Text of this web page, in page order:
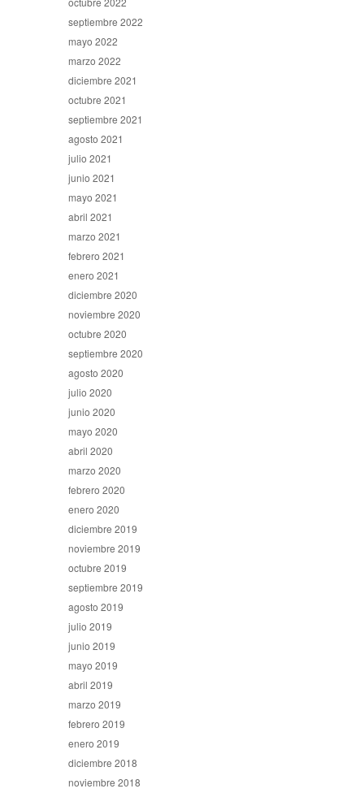
septiembre 2022
mayo 2022
marzo 2022
diciembre 2021
octubre 2021
septiembre 2021
agosto 2021
julio 2021
junio 2021
mayo 2021
abril 2021
marzo 2021
febrero 2021
enero 2021
diciembre 2020
noviembre 2020
octubre 2020
septiembre 2020
agosto 2020
julio 2020
junio 2020
mayo 2020
abril 2020
marzo 2020
febrero 2020
enero 2020
diciembre 2019
noviembre 2019
octubre 2019
septiembre 2019
agosto 2019
julio 2019
junio 2019
mayo 2019
abril 2019
marzo 2019
febrero 2019
enero 2019
diciembre 2018
noviembre 2018